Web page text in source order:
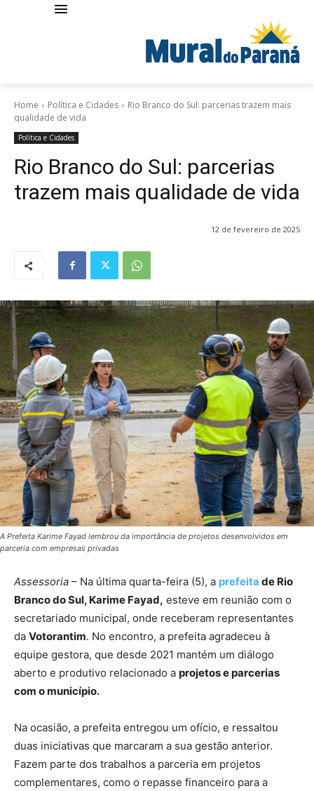
Home Política e Cidades
Rio Branco do Sul: parcerias trazem mais
qualidade de vida
Política e Cidades
Rio Branco do Sul: parcerias
trazem mais qualidade de vida
12 de fevereiro de 2025
A Prefeita Karime Fayad lembrou da importância de projetos desenvolvidos em
parceria com empresas privadas
Assessoria – Na última quarta-feira (5), a prefeita de Rio
Branco do Sul, Karime Fayad, esteve em reunião com o
secretariado municipal, onde receberam representantes
da Votorantim. No encontro, a prefeita agradeceu à
equipe gestora, que desde 2021 mantém um diálogo
aberto e produtivo relacionado a projetos e parcerias
com o município.
Na ocasião, a prefeita entregou um ofício, e ressaltou
duas iniciativas que marcaram a sua gestão anterior.
Fazem parte dos trabalhos a parceria em projetos
complementares, como o repasse financeiro para a